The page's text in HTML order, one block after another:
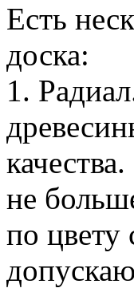
Есть
доска:
1.
не
по цвету